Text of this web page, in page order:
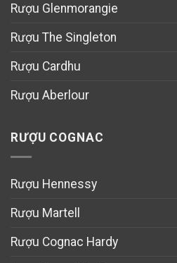
Rượu Glenmorangie
Rượu The Singleton
Rượu Cardhu
Rượu Aberlour
RƯỢU COGNAC
Rượu Hennessy
Rượu Martell
Rượu Cognac Hardy